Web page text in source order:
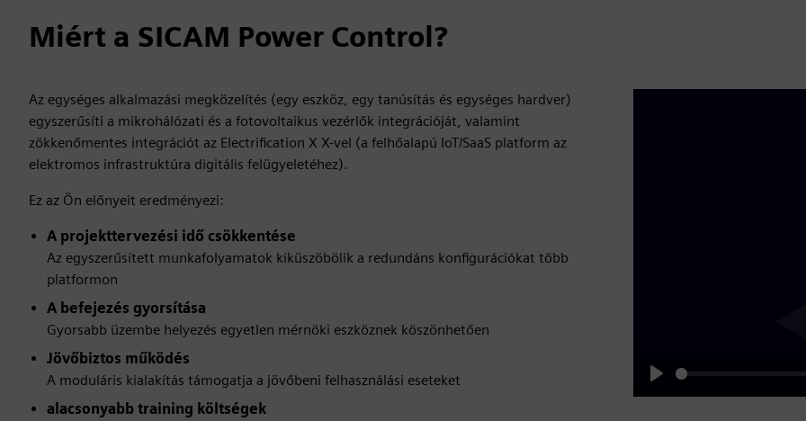
Miért a SICAM Power Control?
Az egységes alkalmazási megközelítés (egy eszköz, egy tanúsítás és egységes hardver)
egyszerűsíti a mikrohálózati és a fotovoltaikus vezérlők integrációját, valamint
zökkenőmentes integrációt az Electrification X X-vel (a felhőalapú IoT/SaaS platform az
elektromos infrastruktúra digitális felügyeletéhez).
Ez az Ön előnyeit eredményezi:
A projekttervezési idő csökkentése
Az egyszerűsített munkafolyamatok kiküszöbölik a redundáns konfigurációkat több
platformon
A befejezés gyorsítása
Gyorsabb üzembe helyezés egyetlen mérnöki eszköznek köszönhetően
Jövőbiztos működés
A moduláris kialakítás támogatja a jövőbeni felhasználási eseteket
alacsonyabb training költségek
Play